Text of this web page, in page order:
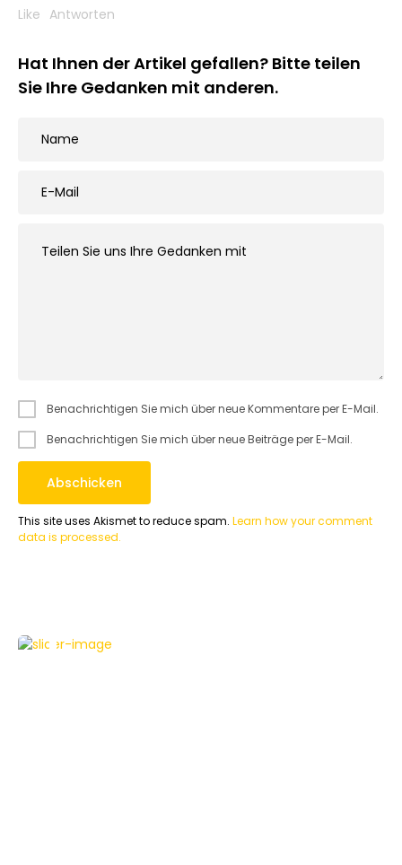
Like Antworten
Hat Ihnen der Artikel gefallen? Bitte teilen
Sie Ihre Gedanken mit anderen.
Benachrichtigen Sie mich über neue Kommentare per E-Mail.
Benachrichtigen Sie mich über neue Beiträge per E-Mail.
This site uses Akismet to reduce spam. Learn how your comment
data is processed.
APPLE